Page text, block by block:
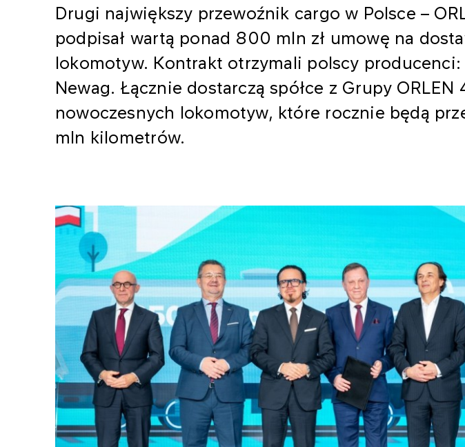
Drugi największy przewoźnik cargo w Polsce –
podpisał wartą ponad 800 mln zł umowę na
lokomotyw. Kontrakt otrzymali polscy producenci:
Newag. Łącznie dostarczą spółce z Grupy ORLEN
nowoczesnych lokomotyw, które rocznie będą
mln kilometrów.